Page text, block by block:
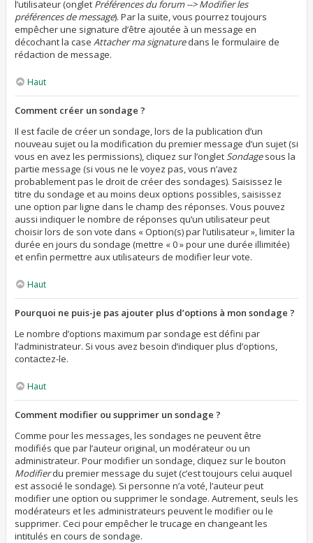
l’utilisateur (onglet Préférences du forum --> Modifier les
préférences de message). Par la suite, vous pourrez toujours
empêcher une signature d’être ajoutée à un message en
décochant la case Attacher ma signaturedans le formulaire de
rédaction de message.
Haut
Comment créer un sondage ?
Il est facile de créer un sondage, lors de la publication d’un
nouveau sujet ou la modification du premier message d’un sujet (si
vous en avez les permissions), cliquez sur l’ongletSondagesous la
partie message (si vous ne le voyez pas, vous n’avez
probablement pas le droit de créer des sondages). Saisissez le
titre du sondage et au moins deux options possibles, saisissez
une option par ligne dans le champ des réponses. Vous pouvez
aussi indiquer le nombre de réponses qu’un utilisateur peut
choisir lors de son vote dans « Option(s) par l’utilisateur », limiter la
durée en jours du sondage (mettre « 0 » pour une durée illimitée)
et enfin permettre aux utilisateurs de modifier leur vote.
Haut
Pourquoi ne puis-je pas ajouter plus d’options à mon sondage ?
Le nombre d’options maximum par sondage est défini par
l’administrateur. Si vous avez besoin d’indiquer plus d’options,
contactez-le.
Haut
Comment modifier ou supprimer un sondage ?
Comme pour les messages, les sondages ne peuvent être
modifiés que par l’auteur original, un modérateur ou un
administrateur. Pour modifier un sondage, cliquez sur le bouton
Modifierdu premier message du sujet (c’est toujours celui auquel
est associé le sondage). Si personne n’a voté, l’auteur peut
modifier une option ou supprimer le sondage. Autrement, seuls les
modérateurs et les administrateurs peuvent le modifier ou le
supprimer. Ceci pour empêcher le trucage en changeant les
intitulés en cours de sondage.